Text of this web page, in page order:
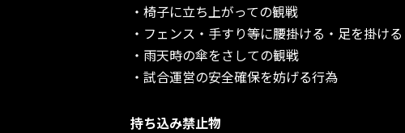
・椅子に立ち上がっての観戦
・フェンス・手すり等に腰掛ける・足を掛け
・雨天時の傘をさしての観戦
・試合運営の安全確保を妨げる行為
持ち込み禁止物